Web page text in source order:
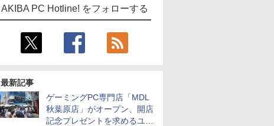
AKIBA PC Hotline! をフォローする
最新記事
ゲーミングPC専門店「MDL
秋葉原店」がオープン、開店
記念プレゼントを求めるユー